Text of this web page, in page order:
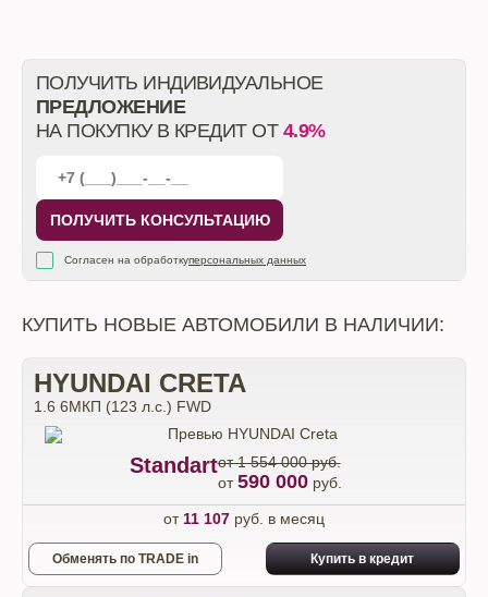
ПОЛУЧИТЬ ИНДИВИДУАЛЬНОЕ
ПРЕДЛОЖЕНИЕ
НА ПОКУПКУ В КРЕДИТ ОТ 4.9%
ПОЛУЧИТЬ КОНСУЛЬТАЦИЮ
Согласен на обработкуперсональных данных
КУПИТЬ НОВЫЕ АВТОМОБИЛИ В НАЛИЧИИ:
HYUNDAI CRETA
1.6 6МКП (123 л.с.) FWD
Standartот 1 554 000 руб.
от590 000руб.
от 11 107 руб. в месяц
Обменять по TRADE in Купить в кредит